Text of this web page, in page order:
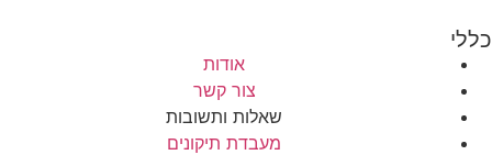
כללי
אודות
צור קשר
שאלות ותשובות
מעבדת תיקונים